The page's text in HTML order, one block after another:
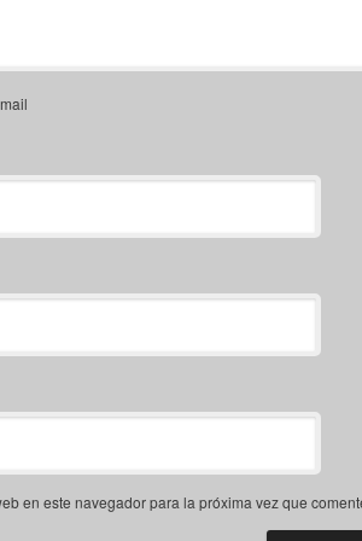
en este navegador para la próxima vez que